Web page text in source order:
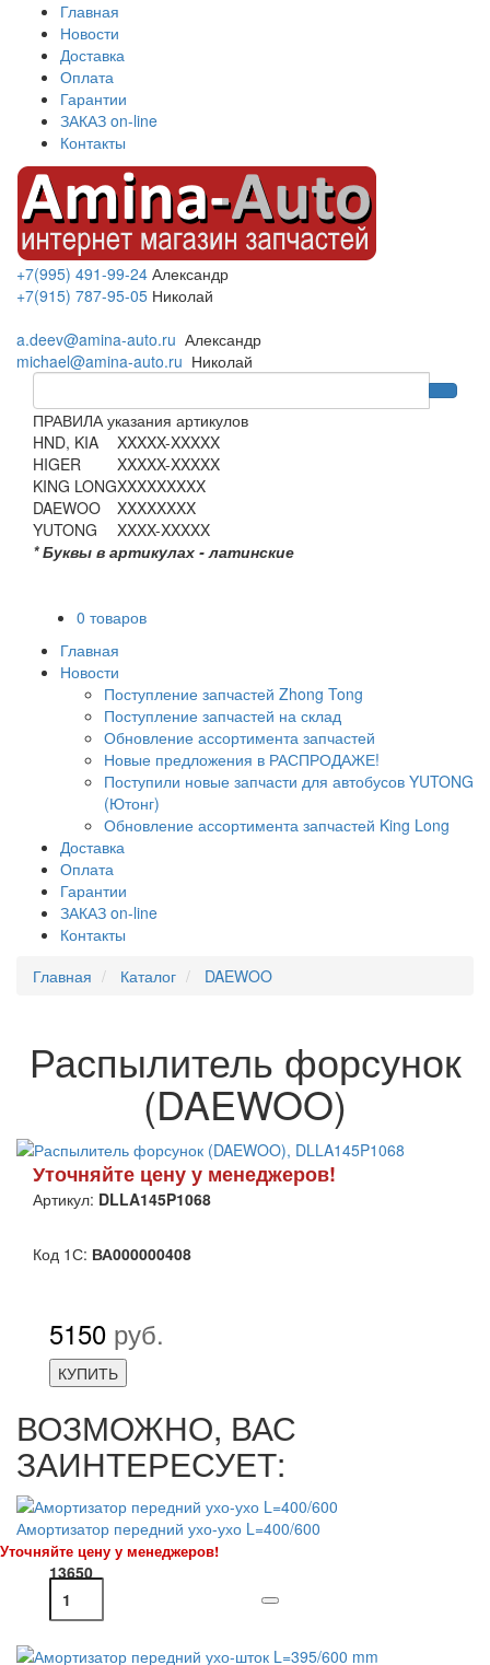
Главная
Новости
Доставка
Оплата
Гарантии
ЗАКАЗ on-line
Контакты
+7(995) 491-99-24 Александр
+7(915) 787-95-05 Николай
a.deev@amina-auto.ru Александр
michael@amina-auto.ru Николай
ПРАВИЛА указания артикулов
HND, KIA
XXXXX-XXXXX
HIGER
XXXXX-XXXXX
KING LONGXXXXXXXXX
DAEWOO
XXXXXXXX
YUTONG
XXXX-XXXXX
* Буквы в артикулах - латинские
0 товаров
Главная
Новости
Поступление запчастей Zhong Tong
Поступление запчастей на склад
Обновление ассортимента запчастей
Новые предложения в РАСПРОДАЖЕ!
Поступили новые запчасти для автобусов YUTONG
(Ютонг)
Обновление ассортимента запчастей King Long
Доставка
Оплата
Гарантии
ЗАКАЗ on-line
Контакты
Главная
Каталог DAEWOO
Распылитель форсунок
(DAEWOO)
Уточняйте цену у менеджеров!
Артикул: DLLA145P1068
Код 1С: ВА000000408
5150 руб.
КУПИТЬ
ВОЗМОЖНО, ВАС
ЗАИНТЕРЕСУЕТ:
Амортизатор передний ухо-ухо L=400/600
Уточняйте цену у менеджеров!
13650